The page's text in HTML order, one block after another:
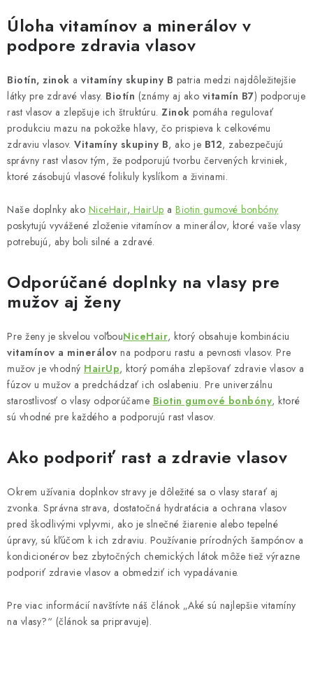
v
k
y
ý
p
i
s
u
Úloha vitamínov a minerálov v
podpore zdravia vlasov
Biotín, zinok a vitamíny skupiny B patria medzi najdôležitejšie
látky pre zdravé vlasy. Biotín (známy aj ako vitamín B7) podporuje
rast vlasov a zlepšuje ich štruktúru. Zinok pomáha regulovať
produkciu mazu na pokožke hlavy, čo prispieva k celkovému
zdraviu vlasov. Vitamíny skupiny B, ako je B12, zabezpečujú
správny rast vlasov tým, že podporujú tvorbu červených krviniek,
ktoré zásobujú vlasové folikuly kyslíkom a živinami.
Naše doplnky ako NiceHair, HairUp a Biotin gumové bonbóny
poskytujú vyvážené zloženie vitamínov a minerálov, ktoré vaše vlasy
potrebujú, aby boli silné a zdravé.
Odporúčané doplnky na vlasy pre
mužov aj ženy
Pre ženy je skvelou voľbouNiceHair, ktorý obsahuje kombináciu
vitamínov a minerálov na podporu rastu a pevnosti vlasov. Pre
mužov je vhodný HairUp, ktorý pomáha zlepšovať zdravie vlasov a
fúzov u mužov a predchádzať ich oslabeniu. Pre univerzálnu
starostlivosť o vlasy odporúčame Biotin gumové bonbóny, ktoré
sú vhodné pre každého a podporujú rast vlasov.
Ako podporiť rast a zdravie vlasov
Okrem užívania doplnkov stravy je dôležité sa o vlasy starať aj
zvonka. Správna strava, dostatočná hydratácia a ochrana vlasov
pred škodlivými vplyvmi, ako je slnečné žiarenie alebo tepelné
úpravy, sú kľúčom k ich zdraviu. Používanie prírodných šampónov a
kondicionérov bez zbytočných chemických látok môže tiež výrazne
podporiť zdravie vlasov a obmedziť ich vypadávanie.
Pre viac informácií navštívte náš článok „Aké sú najlepšie vitamíny
na vlasy?“ (článok sa pripravuje).